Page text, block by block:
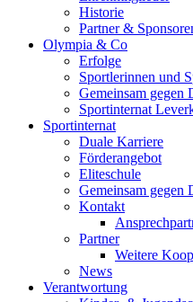
Historie
Partner &
Olympia & Co
Erfolge
Sportlerinnen und
Gemeinsam gegen
Sportinternat
Sportinternat
Duale Karriere
Förderangebot
Eliteschule
Gemeinsam gegen
Kontakt
Partner
Weitere
News
Verantwortung